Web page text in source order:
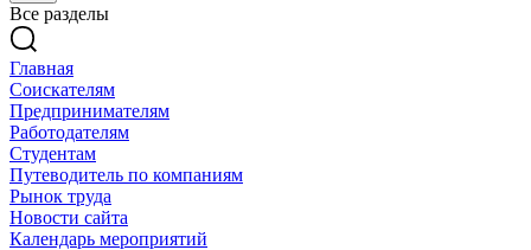
Все разделы
Главная
Соискателям
Предпринимателям
Работодателям
Студентам
Путеводитель по компаниям
Рынок труда
Новости сайта
Календарь мероприятий